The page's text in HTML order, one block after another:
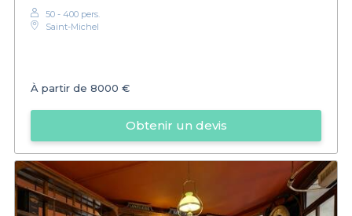
50 - 400 pers.
Saint-Michel
À partir de 8000 €
Obtenir un devis